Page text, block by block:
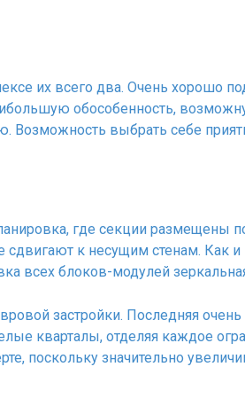
их всего два. Очень хорошо
обособенность,
выбрать себе
где секции размещены
к несущим стенам. Как
всех блоков-модулей
застройки. Последняя
кварталы, отделяя каждое
поскольку значительно